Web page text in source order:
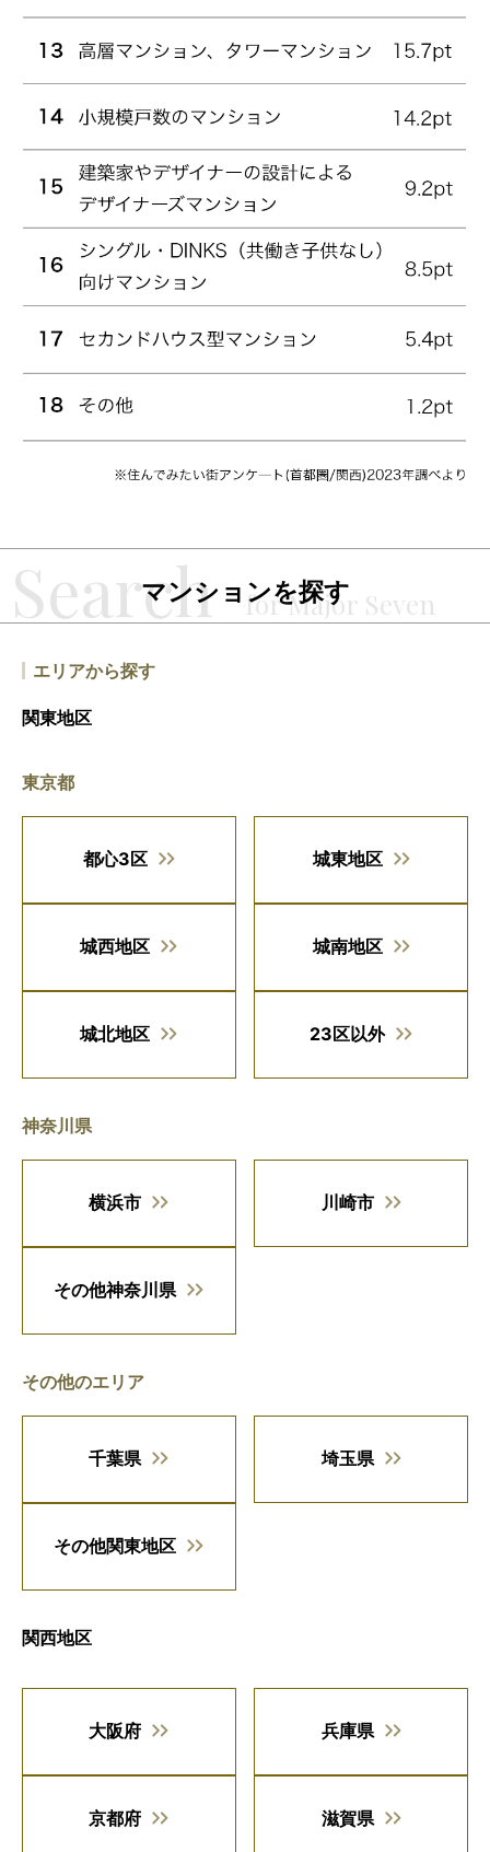
マンションを探す
エリアから探す
関東地区
東京都
都心3区 城東地区
城西地区 城南地区
城北地区 23区以外
神奈川県
横浜市 川崎市
その他神奈川県
その他のエリア
千葉県 埼玉県
その他関東地区
関西地区
大阪府 兵庫県
京都府 滋賀県